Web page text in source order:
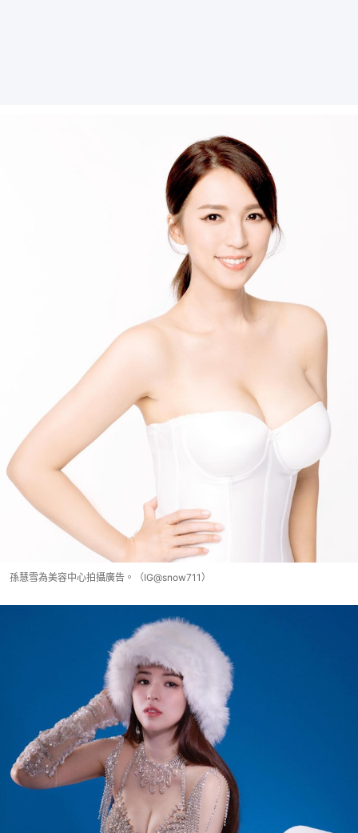
孫慧雪為美容中心拍攝廣告。（IG@snow711）